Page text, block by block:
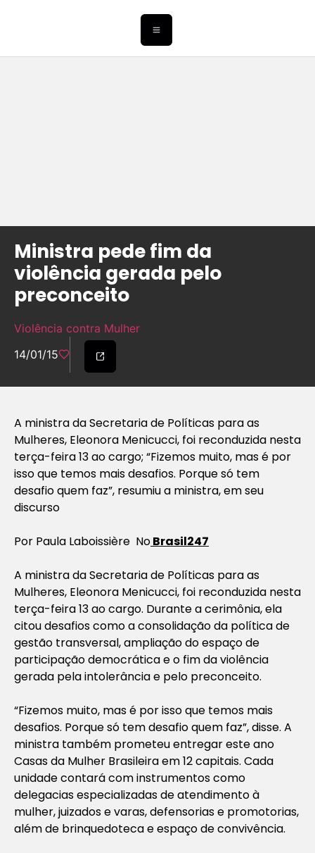
Ministra pede fim da
violência gerada pelo
preconceito
Violência contra Mulher
14/01/15
A ministra da Secretaria de Políticas para as
Mulheres, Eleonora Menicucci, foi reconduzida nesta
terça-feira 13 ao cargo; “Fizemos muito, mas é por
isso que temos mais desafios. Porque só tem
desafio quem faz”, resumiu a ministra, em seu
discurso
Por Paula Laboissière NoBrasil247
A ministra da Secretaria de Políticas para as
Mulheres, Eleonora Menicucci, foi reconduzida nesta
terça-feira 13 ao cargo. Durante a cerimônia, ela
citou desafios como a consolidação da política de
gestão transversal, ampliação do espaço de
participação democrática e o fim da violência
gerada pela intolerância e pelo preconceito.
“Fizemos muito, mas é por isso que temos mais
desafios. Porque só tem desafio quem faz”, disse. A
ministra também prometeu entregar este ano
Casas da Mulher Brasileira em 12 capitais. Cada
unidade contará com instrumentos como
delegacias especializadas de atendimento à
mulher, juizados e varas, defensorias e promotorias,
além de brinquedoteca e espaço de convivência.